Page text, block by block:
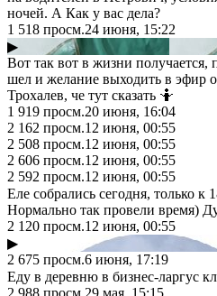
ночей. А Как у вас дела?
1 518 просм.24 июня, 15:22
▶
Вот так вот в жизни получается,
шел и желание выходить в эфир
Трохалев, че тут сказать 🤷
1 919 просм.20 июня, 16:04
2 162 просм.12 июня, 00:55
2 508 просм.12 июня, 00:55
2 606 просм.12 июня, 00:55
2 592 просм.12 июня, 00:55
Еле собрались сегодня, только к
Нормально так провели время)
2 120 просм.12 июня, 00:55
▶
2 675 просм.6 июня, 17:19
Еду в деревню в бизнес-ларгус
2 988 просм.29 мая, 15:15